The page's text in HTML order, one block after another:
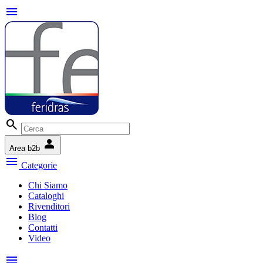
menu
search
Area b2b person
menu Categorie
Chi Siamo
Cataloghi
Rivenditori
Blog
Contatti
Video